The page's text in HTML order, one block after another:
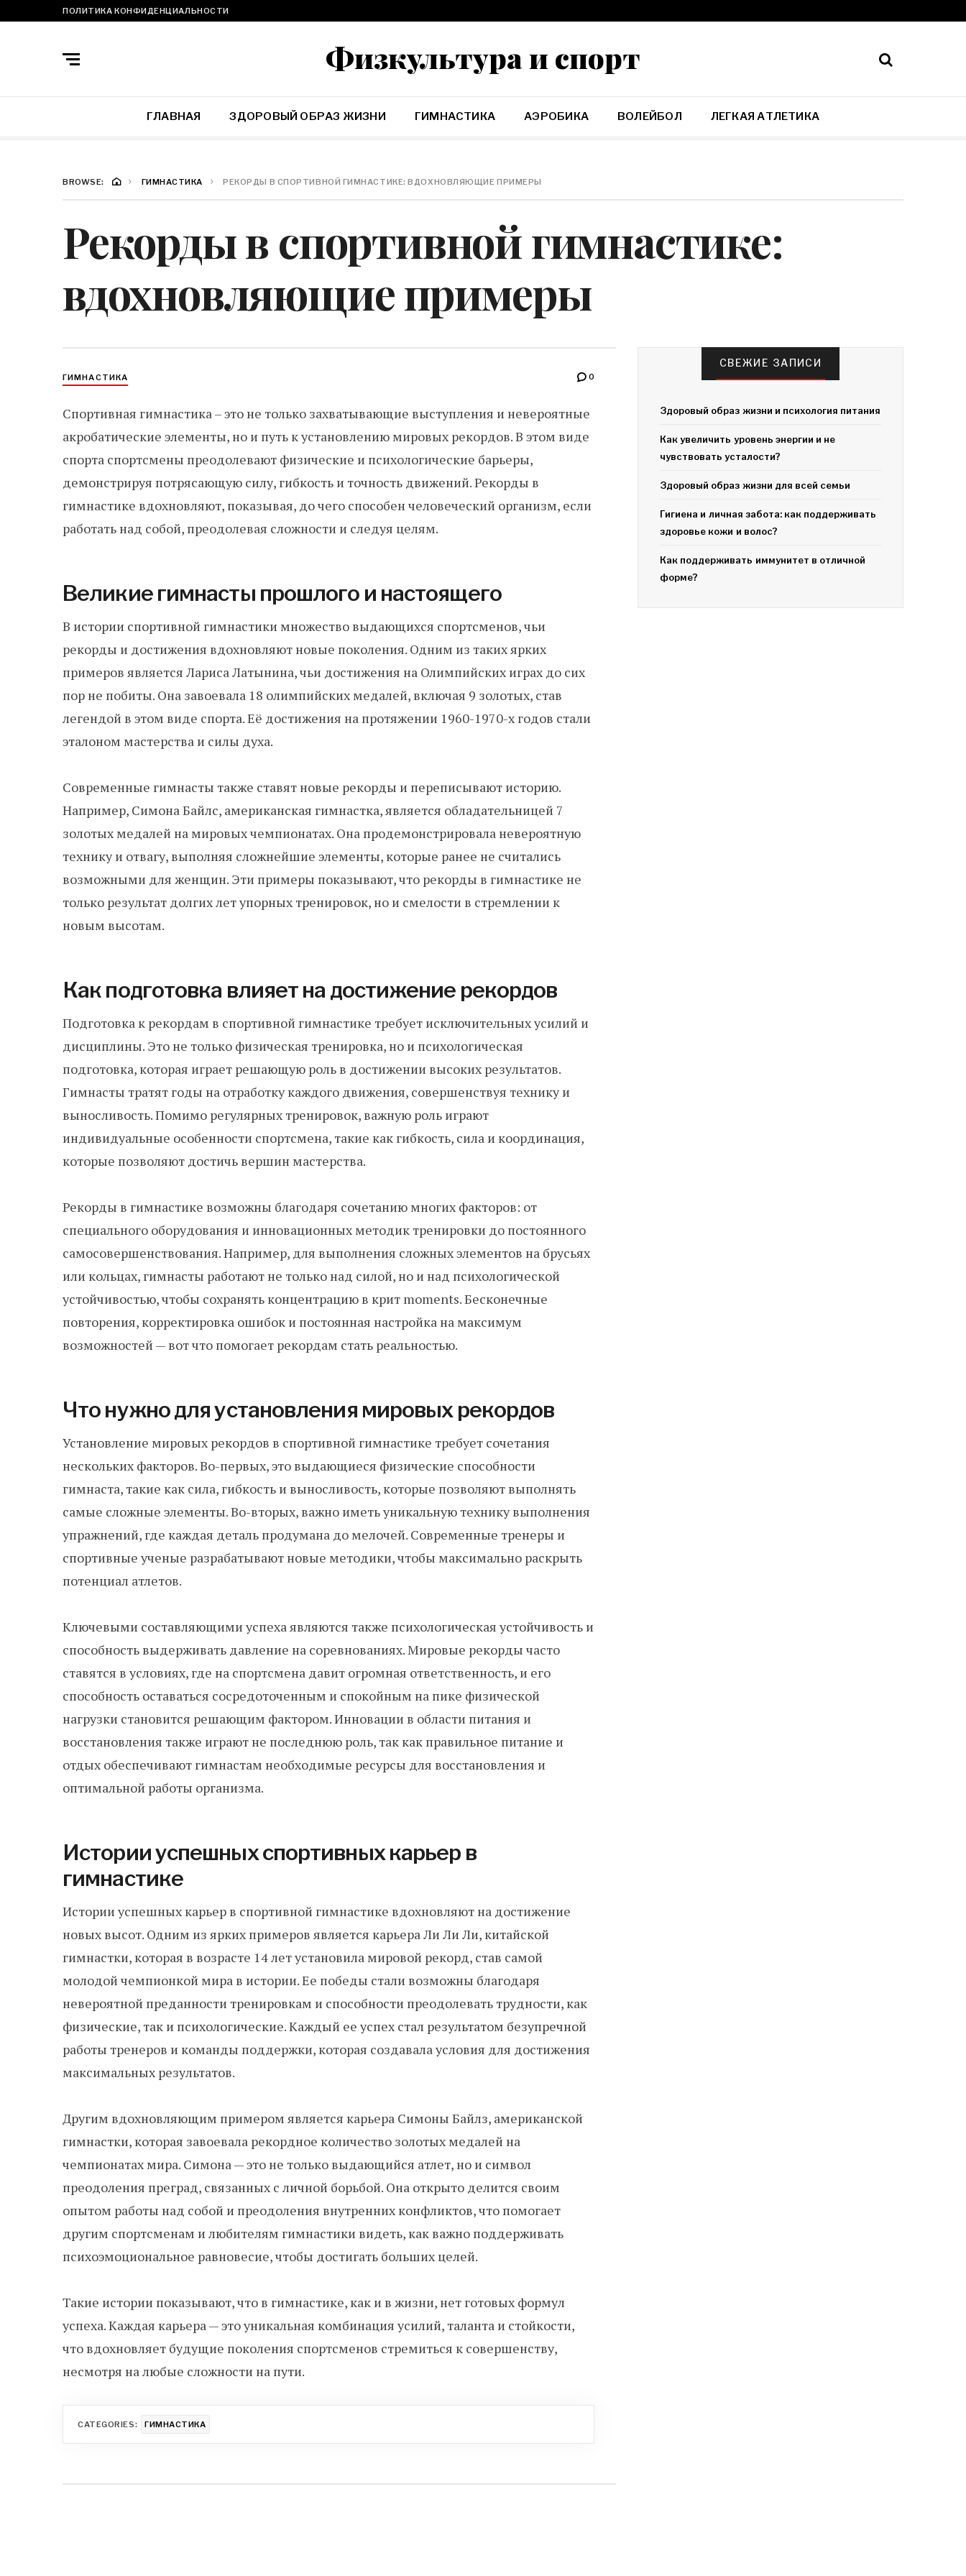
ПОЛИТИКА КОНФИДЕНЦИАЛЬНОСТИ
Физкультура и спорт
ГЛАВНАЯ ЗДОРОВЫЙ ОБРАЗ ЖИЗНИ ГИМНАСТИКА АЭРОБИКА ВОЛЕЙБОЛ ЛЕГКАЯ АТЛЕТИКА
BROWSE: ГИМНАСТИКА РЕКОРДЫ В СПОРТИВНОЙ ГИМНАСТИКЕ: ВДОХНОВЛЯЮЩИЕ ПРИМЕРЫ
Рекорды в спортивной гимнастике:
вдохновляющие примеры
ГИМНАСТИКА 0
Спортивная гимнастика – это не только захватывающие выступления и невероятные
акробатические элементы, но и путь к установлению мировых рекордов. В этом виде
спорта спортсмены преодолевают физические и психологические барьеры,
демонстрируя потрясающую силу, гибкость и точность движений. Рекорды в
гимнастике вдохновляют, показывая, до чего способен человеческий организм, если
работать над собой, преодолевая сложности и следуя целям.
Великие гимнасты прошлого и настоящего
В истории спортивной гимнастики множество выдающихся спортсменов, чьи
рекорды и достижения вдохновляют новые поколения. Одним из таких ярких
примеров является Лариса Латынина, чьи достижения на Олимпийских играх до сих
пор не побиты. Она завоевала 18 олимпийских медалей, включая 9 золотых, став
легендой в этом виде спорта. Её достижения на протяжении 1960-1970-х годов стали
эталоном мастерства и силы духа.
Современные гимнасты также ставят новые рекорды и переписывают историю.
Например, Симона Байлс, американская гимнастка, является обладательницей 7
золотых медалей на мировых чемпионатах. Она продемонстрировала невероятную
технику и отвагу, выполняя сложнейшие элементы, которые ранее не считались
возможными для женщин. Эти примеры показывают, что рекорды в гимнастике не
только результат долгих лет упорных тренировок, но и смелости в стремлении к
новым высотам.
Как подготовка влияет на достижение рекордов
Подготовка к рекордам в спортивной гимнастике требует исключительных усилий и
дисциплины. Это не только физическая тренировка, но и психологическая
подготовка, которая играет решающую роль в достижении высоких результатов.
Гимнасты тратят годы на отработку каждого движения, совершенствуя технику и
выносливость. Помимо регулярных тренировок, важную роль играют
индивидуальные особенности спортсмена, такие как гибкость, сила и координация,
которые позволяют достичь вершин мастерства.
Рекорды в гимнастике возможны благодаря сочетанию многих факторов: от
специального оборудования и инновационных методик тренировки до постоянного
самосовершенствования. Например, для выполнения сложных элементов на брусьях
или кольцах, гимнасты работают не только над силой, но и над психологической
устойчивостью, чтобы сохранять концентрацию в крит moments. Бесконечные
повторения, корректировка ошибок и постоянная настройка на максимум
возможностей — вот что помогает рекордам стать реальностью.
Что нужно для установления мировых рекордов
Установление мировых рекордов в спортивной гимнастике требует сочетания
нескольких факторов. Во-первых, это выдающиеся физические способности
гимнаста, такие как сила, гибкость и выносливость, которые позволяют выполнять
самые сложные элементы. Во-вторых, важно иметь уникальную технику выполнения
упражнений, где каждая деталь продумана до мелочей. Современные тренеры и
спортивные ученые разрабатывают новые методики, чтобы максимально раскрыть
потенциал атлетов.
Ключевыми составляющими успеха являются также психологическая устойчивость и
способность выдерживать давление на соревнованиях. Мировые рекорды часто
ставятся в условиях, где на спортсмена давит огромная ответственность, и его
способность оставаться сосредоточенным и спокойным на пике физической
нагрузки становится решающим фактором. Инновации в области питания и
восстановления также играют не последнюю роль, так как правильное питание и
отдых обеспечивают гимнастам необходимые ресурсы для восстановления и
оптимальной работы организма.
Истории успешных спортивных карьер в
гимнастике
Истории успешных карьер в спортивной гимнастике вдохновляют на достижение
новых высот. Одним из ярких примеров является карьера Ли Ли Ли, китайской
гимнастки, которая в возрасте 14 лет установила мировой рекорд, став самой
молодой чемпионкой мира в истории. Ее победы стали возможны благодаря
невероятной преданности тренировкам и способности преодолевать трудности, как
физические, так и психологические. Каждый ее успех стал результатом безупречной
работы тренеров и команды поддержки, которая создавала условия для достижения
максимальных результатов.
Другим вдохновляющим примером является карьера Симоны Байлз, американской
гимнастки, которая завоевала рекордное количество золотых медалей на
чемпионатах мира. Симона — это не только выдающийся атлет, но и символ
преодоления преград, связанных с личной борьбой. Она открыто делится своим
опытом работы над собой и преодоления внутренних конфликтов, что помогает
другим спортсменам и любителям гимнастики видеть, как важно поддерживать
психоэмоциональное равновесие, чтобы достигать больших целей.
Такие истории показывают, что в гимнастике, как и в жизни, нет готовых формул
успеха. Каждая карьера — это уникальная комбинация усилий, таланта и стойкости,
что вдохновляет будущие поколения спортсменов стремиться к совершенству,
несмотря на любые сложности на пути.
CATEGORIES: ГИМНАСТИКА
СВЕЖИЕ ЗАПИСИ
Здоровый образ жизни и психология питания
Как увеличить уровень энергии и не
чувствовать усталости?
Здоровый образ жизни для всей семьи
Гигиена и личная забота: как поддерживать
здоровье кожи и волос?
Как поддерживать иммунитет в отличной
форме?